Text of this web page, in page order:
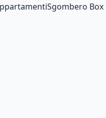
Sgombero Box